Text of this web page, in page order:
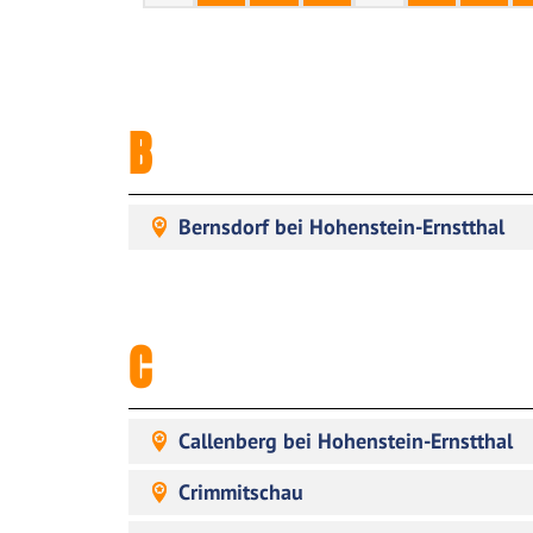
B
Bernsdorf bei Hohenstein-Ernstthal
C
Callenberg bei Hohenstein-Ernstthal
Crimmitschau